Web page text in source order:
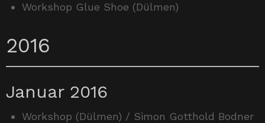
Workshop Glue Shoe (Dülmen)
2016
Januar 2016
Workshop (Dülmen) / Simon Gotthold Bodner